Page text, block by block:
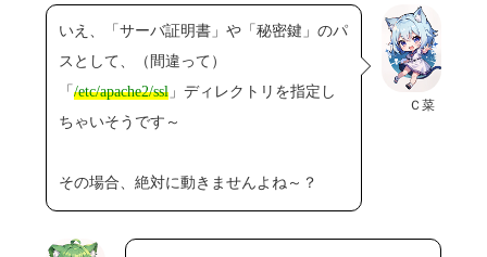
Ｃ菜
いえ、「サーバ証明書」や「秘密鍵」のパ
スとして、（間違って）
「/etc/apache2/ssl 」ディレクトリを指定し
ちゃいそうです～
その場合、絶対に動きませんよね～？